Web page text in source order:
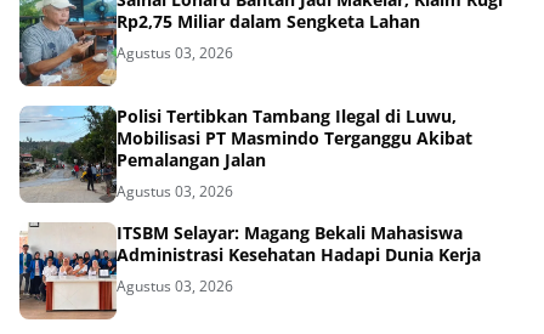
Rp2,75 Miliar dalam Sengketa Lahan
Agustus 03, 2026
Polisi Tertibkan Tambang Ilegal di Luwu,
Mobilisasi PT Masmindo Terganggu Akibat
Pemalangan Jalan
Agustus 03, 2026
ITSBM Selayar: Magang Bekali Mahasiswa
Administrasi Kesehatan Hadapi Dunia Kerja
Agustus 03, 2026